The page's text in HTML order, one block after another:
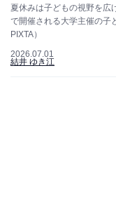
夏休みは子どもの視野を広
で開催される大学主催の子
PIXTA）
2026.07.01
結井 ゆき江